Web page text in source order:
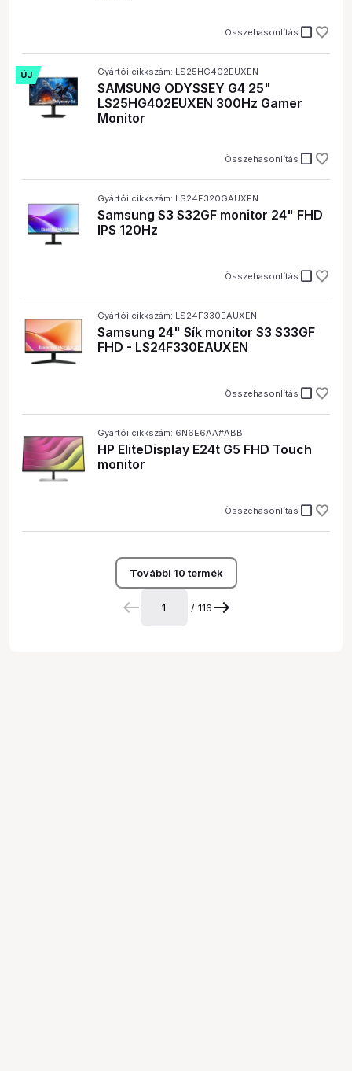
Összehasonlítás check_box_outline_blank
ÚJ Gyártói cikkszám: LS25HG402EUXEN
SAMSUNG ODYSSEY G4 25"
LS25HG402EUXEN 300Hz Gamer
Monitor
Összehasonlítás check_box_outline_blank
Gyártói cikkszám: LS24F320GAUXEN
Samsung S3 S32GF monitor 24" FHD
IPS 120Hz
Összehasonlítás check_box_outline_blank
Gyártói cikkszám: LS24F330EAUXEN
Samsung 24" Sík monitor S3 S33GF
FHD - LS24F330EAUXEN
Összehasonlítás check_box_outline_blank
Gyártói cikkszám: 6N6E6AA#ABB
HP EliteDisplay E24t G5 FHD Touch
monitor
Összehasonlítás check_box_outline_blank
További 10 termék
/ 116